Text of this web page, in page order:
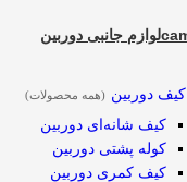
لوازم جانبی دوربین
کیف دوربین (همه محصولات)
کیف شانه‌ای دوربین
کوله پشتی دوربین
کیف کمری دوربین